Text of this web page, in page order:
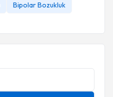
Bipolar Bozukluk